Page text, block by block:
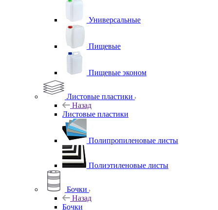
Универсальные
Пищевые
Пищевые эконом
Листовые пластики
Назад
Листовые пластики
Полипропиленовые листы
Полиэтиленовые листы
Бочки
Назад
Бочки